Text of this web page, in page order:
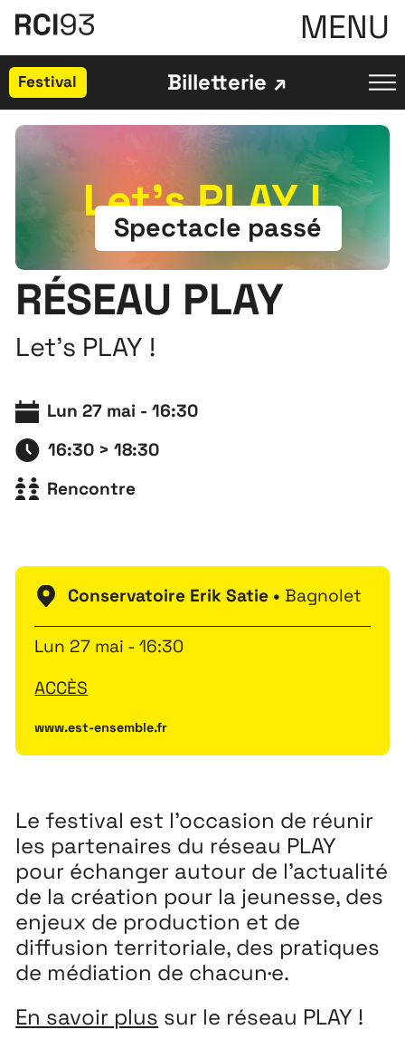
MENU
Festival Billetterie
Spectacle passé
RÉSEAU PLAY
Let's PLAY !
Lun 27 mai - 16:30
16:30 > 18:30
Rencontre
Le festival est l’occasion de réunir
les partenaires du réseau PLAY
pour échanger autour de l’actualité
de la création pour la jeunesse, des
enjeux de production et de
diffusion territoriale, des pratiques
de médiation de chacun·e.
En savoir plus sur le réseau PLAY !
Conservatoire Erik Satie • Bagnolet
Lun 27 mai - 16:30
ACCÈS
www.est-ensemble.fr